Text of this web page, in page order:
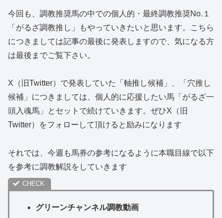
今回も、調教推奨馬の中での個人的・最終調教推奨No.１
「がるざ調教推し」もやっていきたいと思います。こちら
につきましては記事の最後に発表しますので、気になる方
は最後までご覧下さい。
X（旧Twitter）で発表していた「軸推し候補」、「穴推し
候補」につきましては、個人的に応援したい馬「がるざ一
頭入魂馬」とセットで続けていきます。ぜひX（旧
Twitter）をフォローして頂けると励みになります
それでは、今週も馬券の参考になるように本職目線で以下
を参考に調教解説をしていきます
グリーンチャンネル調教動画